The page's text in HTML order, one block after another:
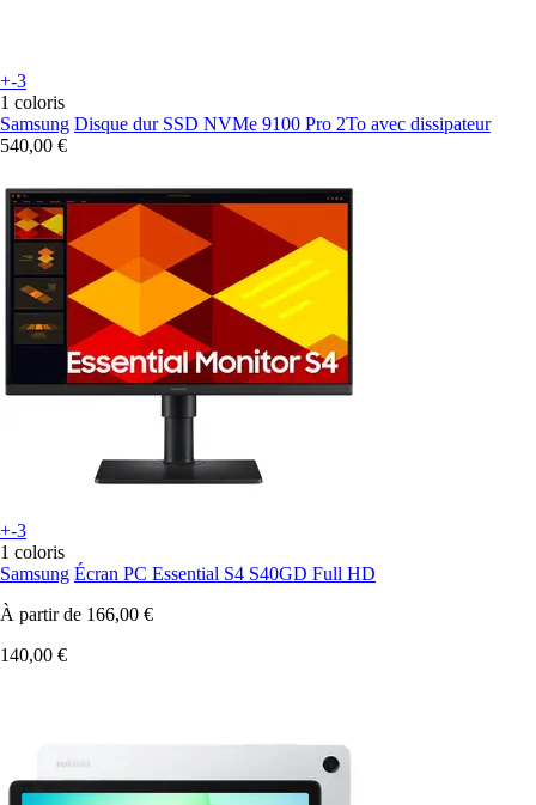
+-3
1 coloris
Samsung Disque dur SSD NVMe 9100 Pro 2To avec dissipateur
540,00 €
+-3
1 coloris
Samsung Écran PC Essential S4 S40GD Full HD
À partir de 166,00 €
140,00 €